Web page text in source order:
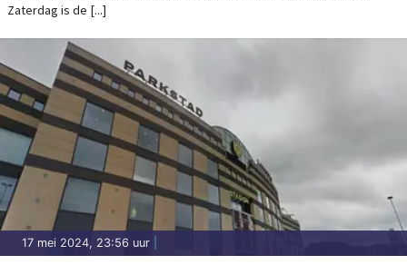
Zaterdag is de [...]
17 mei 2024, 23:56 uur